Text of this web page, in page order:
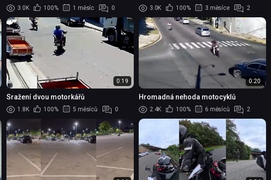
3.0K 100% 1 měsíc 0 3.0K 100% 3 měsíce 2
0:19
Sražení dvou motorkářů
1.8K 100% 5 měsíců 0
0:20
Hromadná nehoda motocyklů
2.4K 100% 6 měsíců 2